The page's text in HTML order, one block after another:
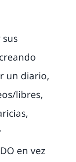
un diario,
libres,
en vez